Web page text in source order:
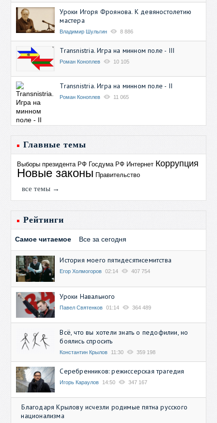
Уроки Игоря Фроянова. К девяностолетию
мастера
Владимир Шульгин 8 886
Transnistria. Игра на минном поле - III
Роман Коноплев 10 105
Transnistria. Игра на минном поле - II
Роман Коноплев 11 065
Главные темы
Выборы президента РФ Госдума РФ Интернет Коррупция
Новые законы Правительство
все темы →
Рейтинги
Самое читаемое Все за сегодня
История моего пятидесятисемитства
Егор Холмогоров 02:14 407 754
Уроки Навального
Павел Святенков 01:14 364 489
Всё, что вы хотели знать о педофилии, но
боялись спросить
Константин Крылов 11:30 359 198
Серебренников: режиссерская трагедия
Игорь Караулов 14:50 347 167
Благодаря Крылову исчезли родимые пятна русского
национализма